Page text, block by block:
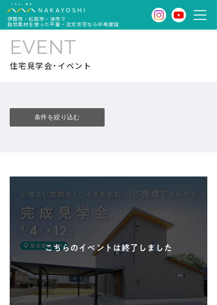
伊勢市・松阪市・津市で
自然素材を使った平屋・注文住宅なら中美建設
EVENT
住宅見学会･イベント
条件を絞り込む